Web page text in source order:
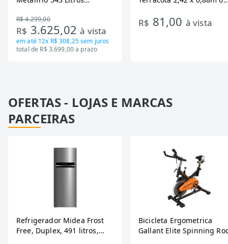
Tecnologia Inverter, Branco,
Bivolt
R$ 4.299,00
R$ 3.625,02à vista
em até 12x R$ 308,25sem juros
total de R$ 3.699,00 a prazo
R$ 81,00 à vista
OFERTAS - LOJAS E MARCAS
PARCEIRAS
Refrigerador Midea Frost
Free, Duplex, 491 litros,
Bicicleta Ergometrica
Gallant Elite Spinning